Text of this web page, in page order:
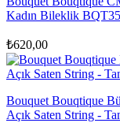
Kadın Bileklik
₺620,00
Bouquet Bouqtique
Açık Saten String -